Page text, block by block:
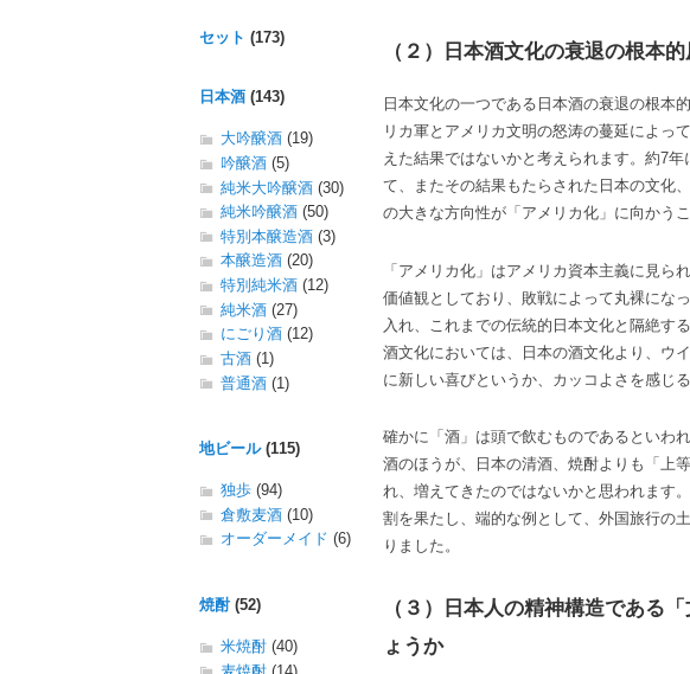
（２）日本酒文化の衰退の根本
日本文化の一つである日本酒の衰退の根本
リカ軍とアメリカ文明の怒涛の蔓延によっ
えた結果ではないかと考えられます。約7
て、またその結果もたらされた日本の文化
の大きな方向性が「アメリカ化」に向かう
「アメリカ化」はアメリカ資本主義に見
価値観としており、敗戦によって丸裸にな
入れ、これまでの伝統的日本文化と隔絶す
酒文化においては、日本の酒文化より、ウ
に新しい喜びというか、カッコよさを感じ
確かに「酒」は頭で飲むものであるといわ
酒のほうが、日本の清酒、焼酎よりも「上
れ、増えてきたのではないかと思われます
割を果たし、端的な例として、外国旅行の
りました。
（３）日本人の精神構造である
ょうか
セット (173)
日本酒 (143)
大吟醸酒 (19)
吟醸酒 (5)
純米大吟醸酒 (30)
純米吟醸酒 (50)
特別本醸造酒 (3)
本醸造酒 (20)
特別純米酒 (12)
純米酒 (27)
にごり酒 (12)
古酒 (1)
普通酒 (1)
地ビール(115)
独歩 (94)
倉敷麦酒 (10)
オーダーメイド (6)
焼酎(52)
米焼酎 (40)